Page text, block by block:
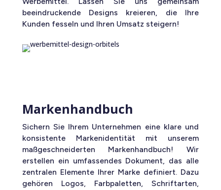
beeindruckende Designs kreieren, die Ihre
Kunden fesseln und Ihren Umsatz steigern!
Markenhandbuch
Sichern Sie Ihrem Unternehmen eine klare und
konsistente Markenidentität mit unserem
maßgeschneiderten Markenhandbuch! Wir
erstellen ein umfassendes Dokument, das alle
zentralen Elemente Ihrer Marke definiert. Dazu
gehören Logos, Farbpaletten, Schriftarten,